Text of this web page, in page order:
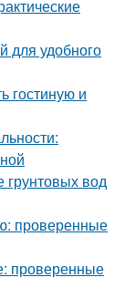
для удобного
гостиную и
грунтовых вод
проверенные
проверенные